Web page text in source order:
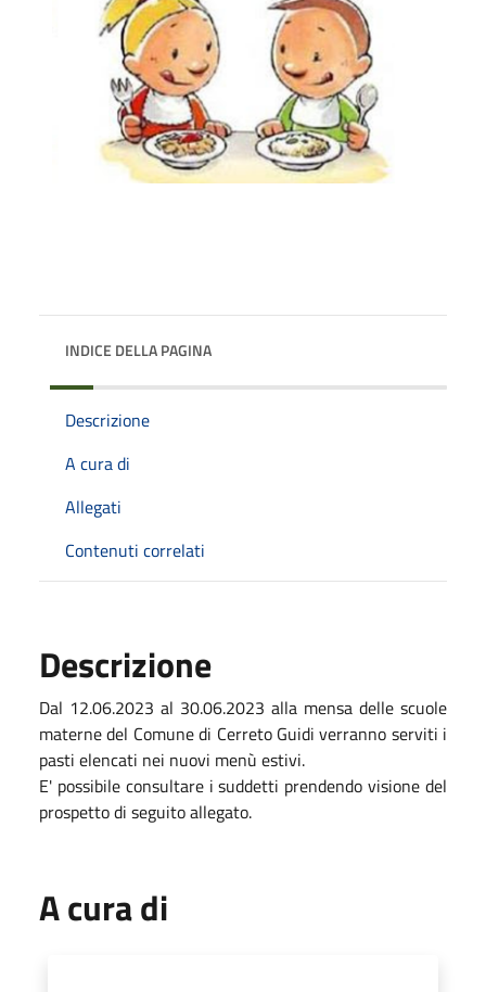
INDICE DELLA PAGINA
Descrizione
A cura di
Allegati
Contenuti correlati
Descrizione
Dal 12.06.2023 al 30.06.2023 alla mensa delle scuole
materne del Comune di Cerreto Guidi verranno serviti i
pasti elencati nei nuovi menù estivi.
E' possibile consultare i suddetti prendendo visione del
prospetto di seguito allegato.
A cura di